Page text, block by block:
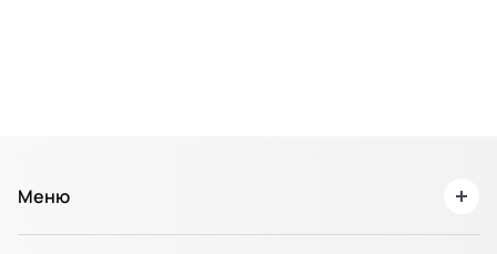
Меню
О нас